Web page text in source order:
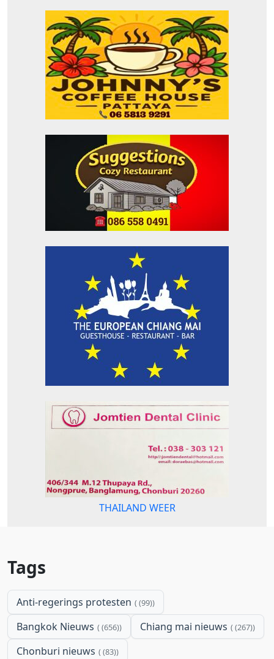
THAILAND WEER
Tags
Anti-regerings protesten (99)
Bangkok Nieuws (656) Chiang mai nieuws (267)
Chonburi nieuws (83)